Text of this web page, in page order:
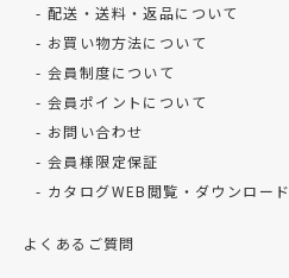
配送・送料・返品について
お買い物方法について
会員制度について
会員ポイントについて
お問い合わせ
会員様限定保証
カタログWEB閲覧・ダウンロード
よくあるご質問